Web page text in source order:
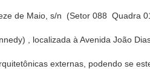
de Maio, s/n (Setor 088  Quadra
, localizada à Avenida João
externas, podendo se